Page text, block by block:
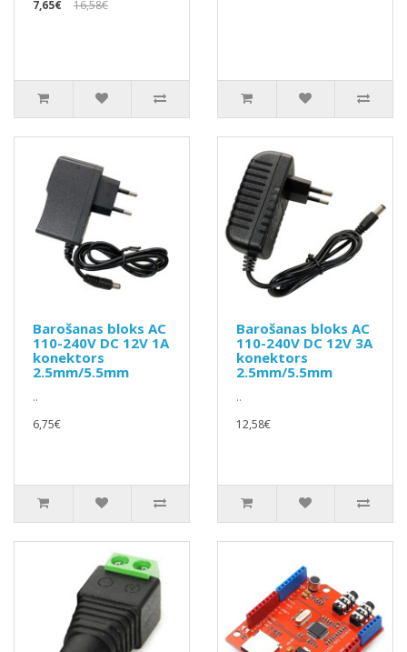
7,65€
16,58€
Barošanas bloks AC
110-240V DC 12V 1A
konektors
2.5mm/5.5mm
..
6,75€
Barošanas bloks AC
110-240V DC 12V 3A
konektors
2.5mm/5.5mm
..
12,58€